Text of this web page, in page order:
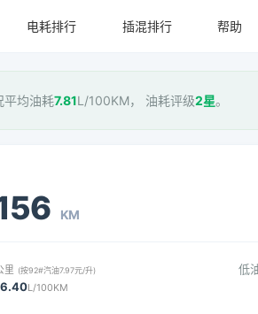
电耗排行 插混排行 帮助
平均油耗7.81L/100KM， 油耗评级2星。
KM
里 (按92#汽油7.97元/升)
6.40L/100KM
低